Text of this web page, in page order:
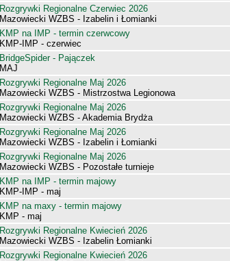
Rozgrywki Regionalne Czerwiec 2026
Mazowiecki WZBS - Izabelin i Łomianki
KMP na IMP - termin czerwcowy
KMP-IMP - czerwiec
BridgeSpider - Pajączek
MAJ
Rozgrywki Regionalne Maj 2026
Mazowiecki WZBS - Mistrzostwa Legionowa
Rozgrywki Regionalne Maj 2026
Mazowiecki WZBS - Akademia Brydża
Rozgrywki Regionalne Maj 2026
Mazowiecki WZBS - Izabelin i Łomianki
Rozgrywki Regionalne Maj 2026
Mazowiecki WZBS - Pozostałe turnieje
KMP na IMP - termin majowy
KMP-IMP - maj
KMP na maxy - termin majowy
KMP - maj
Rozgrywki Regionalne Kwiecień 2026
Mazowiecki WZBS - Izabelin Łomianki
Rozgrywki Regionalne Kwiecień 2026